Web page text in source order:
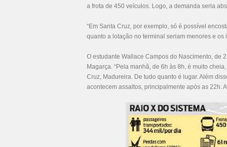
a frota de 450 veículos. Logo, a demanda seria
“Em Santa Cruz, por exemplo, só é possível
quanto a lotação no terminal seriam menores e
O estudante Wallace Campos do Nascimento, de
Magarça. “Pela manhã, de 6h às 8h, é muito
Cruz, Madureira. De tudo quanto é lugar. Além
acontecem assaltos, principalmente após as 22h.